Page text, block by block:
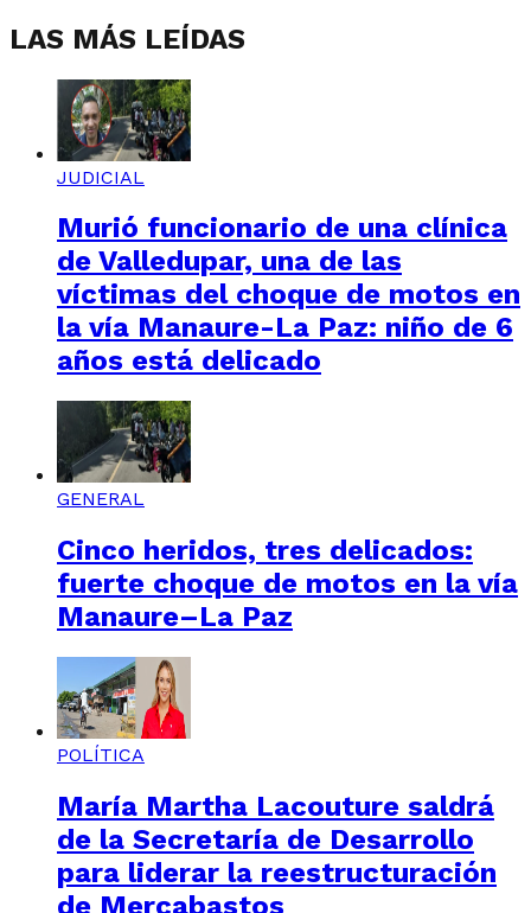
LAS MÁS LEÍDAS
JUDICIAL
Murió funcionario de una clínica
de Valledupar, una de las
víctimas del choque de motos en
la vía Manaure-La Paz: niño de 6
años está delicado
GENERAL
Cinco heridos, tres delicados:
fuerte choque de motos en la vía
Manaure–La Paz
POLÍTICA
María Martha Lacouture saldrá
de la Secretaría de Desarrollo
para liderar la reestructuración
de Mercabastos